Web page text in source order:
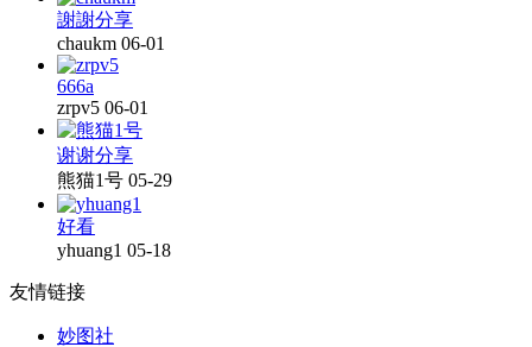
謝謝分享
chaukm 06-01
666a
zrpv5 06-01
谢谢分享
熊猫1号 05-29
好看
yhuang1 05-18
友情链接
妙图社